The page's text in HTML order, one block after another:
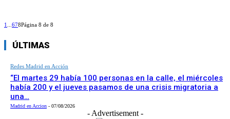
1 678Página 8 de 8
ÚLTIMAS
Redes Madrid en Acción
“El martes 29 había 100 personas en la calle, el miércoles
había 200 y el jueves pasamos de una crisis migratoria a
una…
Madrid en Accion - 07/08/2026
- Advertisement -